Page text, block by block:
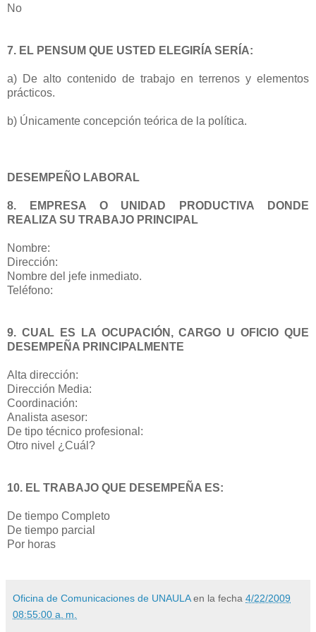
No
7. EL PENSUM QUE USTED ELEGIRÍA SERÍA:
a) De alto contenido de trabajo en terrenos y elementos
prácticos.
b) Únicamente concepción teórica de la política.
DESEMPEÑO LABORAL
8. EMPRESA O UNIDAD PRODUCTIVA DONDE
REALIZA SU TRABAJO PRINCIPAL
Nombre:
Dirección:
Nombre del jefe inmediato.
Teléfono:
9. CUAL ES LA OCUPACIÓN, CARGO U OFICIO QUE
DESEMPEÑA PRINCIPALMENTE
Alta dirección:
Dirección Media:
Coordinación:
Analista asesor:
De tipo técnico profesional:
Otro nivel ¿Cuál?
10. EL TRABAJO QUE DESEMPEÑA ES:
De tiempo Completo
De tiempo parcial
Por horas
Oficina de Comunicaciones de UNAULA en la fecha 4/22/2009
08:55:00 a. m.